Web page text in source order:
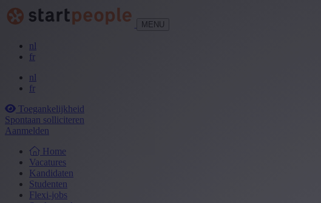
MENU
nl
fr
nl
fr
Toegankelijkheid
Spontaan solliciteren
Aanmelden
Home
Vacatures
Kandidaten
Studenten
Flexi-jobs